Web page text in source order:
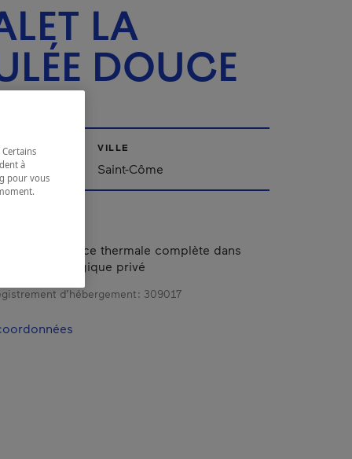
LA
DOUCE
VILLE
Saint-Côme
une expérience thermale complète dans
chalet écologique privé
d’hébergement : 309017
à
pour vous